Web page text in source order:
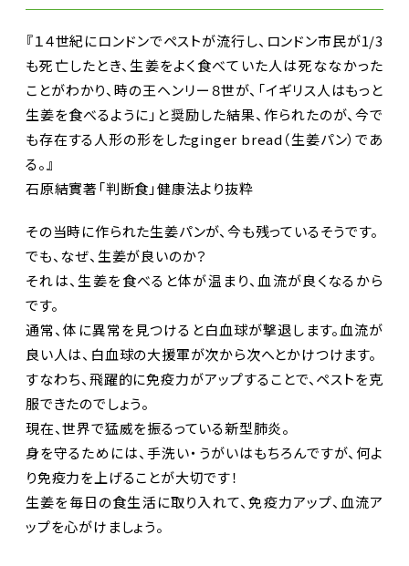
『１４世紀にロンドンでペストが流行し、ロンドン市民が1/3
も死亡したとき、生姜をよく食べていた人は死ななかった
ことがわかり、時の王ヘンリー８世が、「イギリス人はもっと
生姜を食べるように」と奨励した結果、作られたのが、今で
も存在する人形の形をしたginger bread（生姜パン）であ
る。』
石原結實著「判断食」健康法より抜粋
その当時に作られた生姜パンが、今も残っているそうです。
でも、なぜ、生姜が良いのか？
それは、生姜を食べると体が温まり、血流が良くなるから
です。
通常、体に異常を見つけると白血球が撃退します。血流が
良い人は、白血球の大援軍が次から次へとかけつけます。
すなわち、飛躍的に免疫力がアップすることで、ペストを克
服できたのでしょう。
現在、世界で猛威を振るっている新型肺炎。
身を守るためには、手洗い・うがいはもちろんですが、何よ
り免疫力を上げることが大切です！
生姜を毎日の食生活に取り入れて、免疫力アップ、血流ア
ップを心がけましょう。